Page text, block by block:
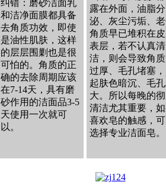
纠错：磨砂洁面乳
和洁净面膜都具备
去角质功效，即使
是油性肌肤，这样
的层层围剿也是很
可怕的。角质的正
确的去除周期应该
在7-14天，具有磨
砂作用的洁面品3-5
天使用一次就可
以。
露在外面，油脂分
泌、灰尘污垢、
角质早已堆积在
表层，若不认真清
洁，则会导致角
过厚、毛孔堵塞
起肤色暗沉、毛
大。所以每晚的
清洁尤其重要，
喜欢皂的触感，
选择专业洁面皂。